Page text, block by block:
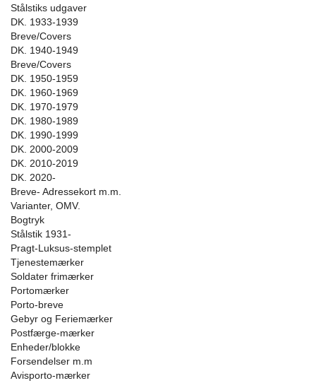
Stålstiks udgaver
DK. 1933-1939
Breve/Covers
DK. 1940-1949
Breve/Covers
DK. 1950-1959
DK. 1960-1969
DK. 1970-1979
DK. 1980-1989
DK. 1990-1999
DK. 2000-2009
DK. 2010-2019
DK. 2020-
Breve- Adressekort m.m.
Varianter, OMV.
Bogtryk
Stålstik 1931-
Pragt-Luksus-stemplet
Tjenestemærker
Soldater frimærker
Portomærker
Porto-breve
Gebyr og Feriemærker
Postfærge-mærker
Enheder/blokke
Forsendelser m.m
Avisporto-mærker